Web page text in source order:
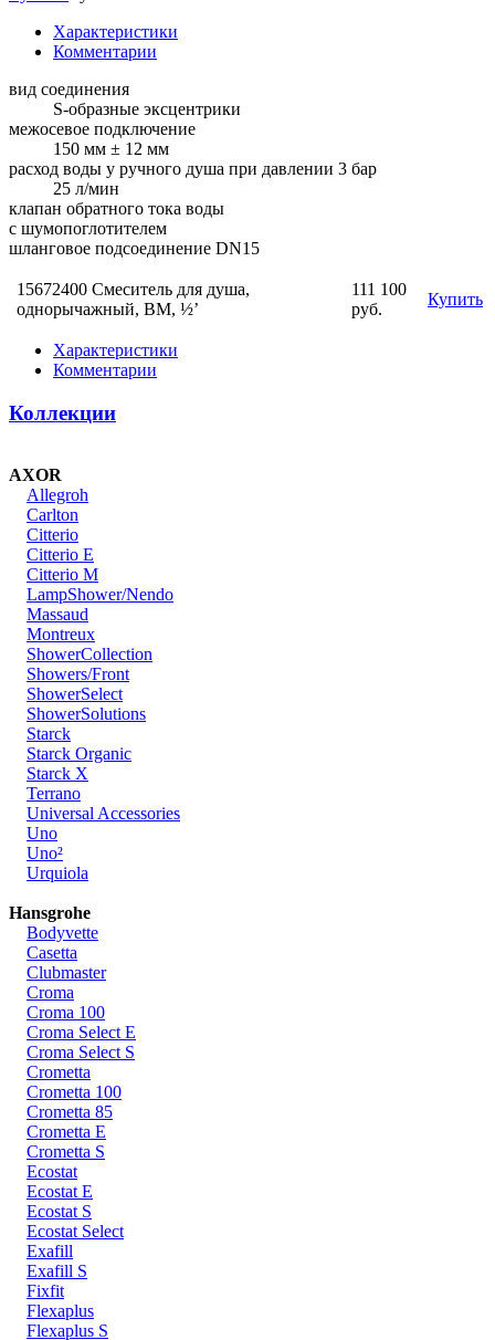
Характеристики
Комментарии
вид соединения
S-образные эксцентрики
межосевое подключение
150 мм ± 12 мм
расход воды у ручного душа при давлении 3 бар
25 л/мин
клапан обратного тока воды
с шумопоглотителем
шланговое подсоединение DN15
15672400 Смеситель для душа,
однорычажный, ВМ, ½’
111 100
руб.
Купить
Характеристики
Комментарии
Коллекции
AXOR
Allegroh
Carlton
Citterio
Citterio E
Citterio M
LampShower/Nendo
Massaud
Montreux
ShowerCollection
Showers/Front
ShowerSelect
ShowerSolutions
Starck
Starck Organic
Starck X
Terrano
Universal Accessories
Uno
Uno²
Urquiola
Hansgrohe
Bodyvette
Casetta
Clubmaster
Croma
Croma 100
Croma Select E
Croma Select S
Crometta
Crometta 100
Crometta 85
Crometta E
Crometta S
Ecostat
Ecostat E
Ecostat S
Ecostat Select
Exafill
Exafill S
Fixfit
Flexaplus
Flexaplus S